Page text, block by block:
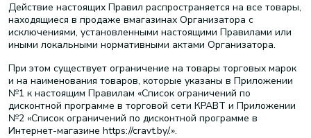
Действие настоящих Правил распространяется на все товары,
находящиеся в продаже вмагазинах Организатора с
исключениями, установленными настоящими Правилами или
иными локальными нормативными актами Организатора.
При этом существует ограничение на товары торговых марок
и на наименования товаров, которые указаны в Приложении
№1 к настоящим Правилам «Список ограничений по
дисконтной программе в торговой сети КРАВТ и Приложении
№2 «Список ограничений по дисконтной программе в
Интернет-магазине https://cravt.by/.».